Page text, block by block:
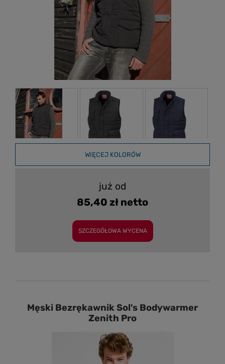
WIĘCEJ KOLORÓW
już od
85,40 zł netto
SZCZEGÓŁOWA WYCENA
Męski Bezrękawnik Sol's Bodywarmer
Zenith Pro